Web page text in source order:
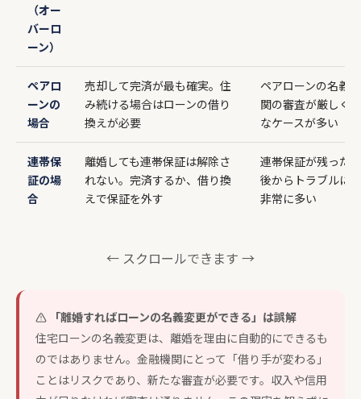
（オー
バーロ
ーン）
ペアロ
ーンの
場合
売却して完済が最も確実。住
み続ける場合はローンの借り
換えが必要
ペアローンの名義
関の審査が厳しく
なケースが多い
連帯保
証の場
合
離婚しても連帯保証は解除さ
れない。完済するか、借り換
えで保証を外す
連帯保証が残った
後からトラブルに
非常に多い
← スクロールできます →
「離婚すればローンの名義変更ができる」は誤解
住宅ローンの名義変更は、離婚を理由に自動的にできるも
のではありません。金融機関にとって「借り手が変わる」
ことはリスクであり、新たな審査が必要です。収入や信用